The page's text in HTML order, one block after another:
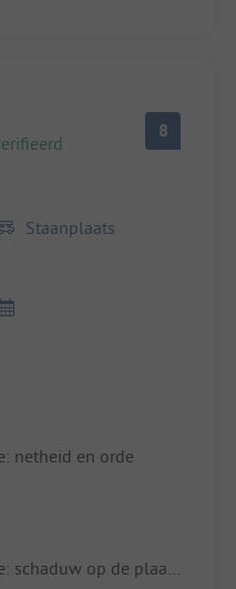
8
Staanplaats
netheid en orde
schaduw op de plaats